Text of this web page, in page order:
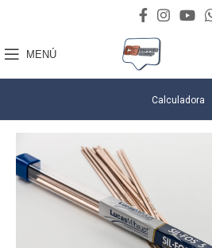
MENÚ
Calculadora